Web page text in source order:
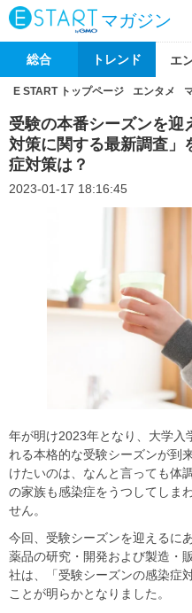
マガジン
総合 トレンド エ
E START トップページ エンタメ
受験の本番シーズンを迎
対策に関する最新調査」
症対策は？
2023-01-17 18:16:45
年が明け2023年となり、大学入
れる本格的な受験シーズンが到
けたいのは、なんと言っても体
の家族も感染症をうつしてしま
せん。
今回、受験シーズンを迎えるに
薬品の研究・開発および製造・
社は、「受験シーズンの感染症
ことが明らかとなりました。